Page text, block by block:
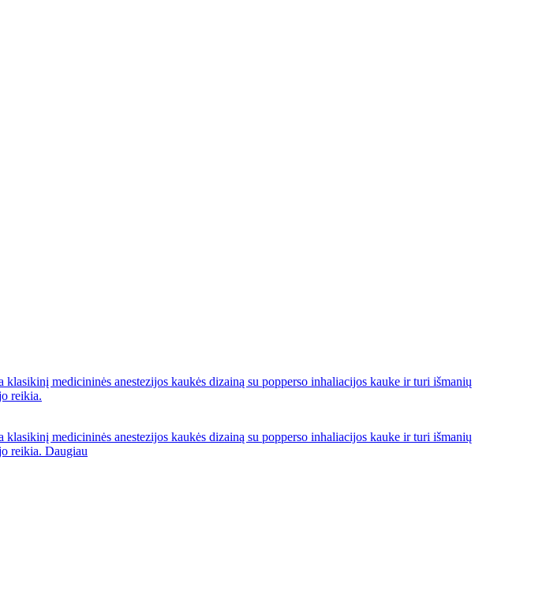
medicininės anestezijos kaukės dizainą su popperso inhaliacijos kauke ir turi išmanių
reikia.
medicininės anestezijos kaukės dizainą su popperso inhaliacijos kauke ir turi išmanių
reikia. Daugiau